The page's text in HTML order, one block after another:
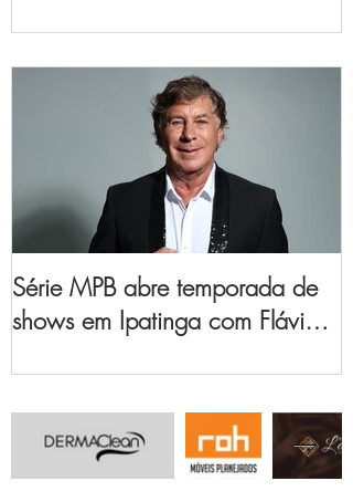
Série MPB abre temporada de
shows em Ipatinga com Flávio